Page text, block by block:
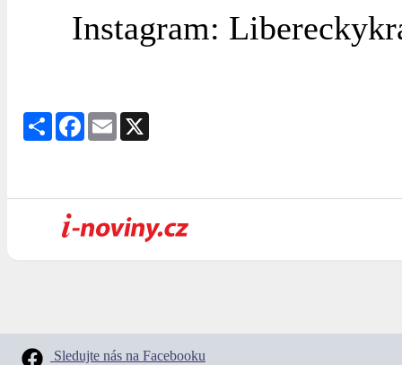
Instagram:
Share Facebook
Email
Sledujte nás na Facebooku